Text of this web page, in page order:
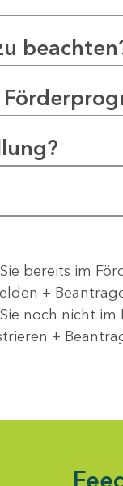
bereits im
+
noch nicht
+